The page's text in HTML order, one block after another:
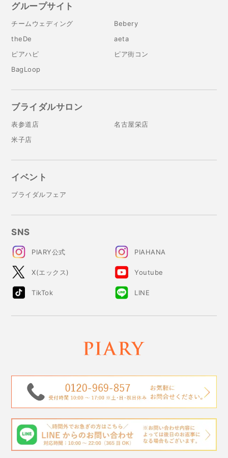
グループサイト
チームウェディング
Bebery
theDe
aeta
ピアハピ
ピア街コン
BagLoop
ブライダルサロン
表参道店
名古屋栄店
米子店
イベント
ブライダルフェア
SNS
PIARY公式 PIAHANA
X(エックス) Youtube
TikTok LINE